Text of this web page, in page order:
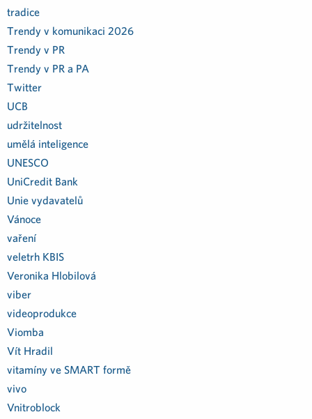
tradice
Trendy v komunikaci 2026
Trendy v PR
Trendy v PR a PA
Twitter
UCB
udržitelnost
umělá inteligence
UNESCO
UniCredit Bank
Unie vydavatelů
Vánoce
vaření
veletrh KBIS
Veronika Hlobilová
viber
videoprodukce
Viomba
Vít Hradil
vitamíny ve SMART formě
vivo
Vnitroblock